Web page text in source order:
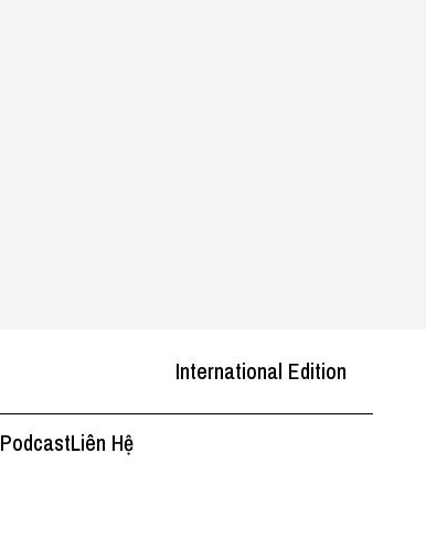
International Edition
PodcastLiên Hệ